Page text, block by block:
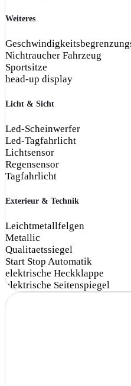
Weiteres
Nichtraucher Fahrzeug
Sportsitze
head-up display
Licht & Sicht
Led-Scheinwerfer
Led-Tagfahrlicht
Lichtsensor
Regensensor
Tagfahrlicht
Exterieur & Technik
Leichtmetallfelgen
Metallic
Qualitaetssiegel
Start Stop Automatik
elektrische Heckklappe
elektrische Seitenspiegel